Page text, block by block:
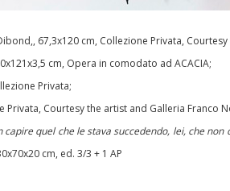
67,3x120 cm, Collezione Privata,
cm, Opera in comodato ad ACACIA;
Privata;
Privata, Courtesy the artist and Galleria Franco
quel che le stava succedendo, lei, che
cm, ed. 3/3 + 1 AP